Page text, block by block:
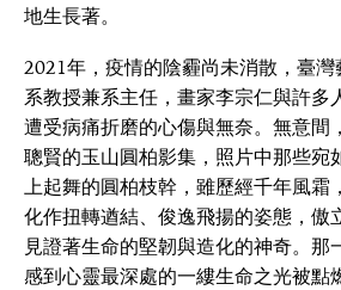
地生長著。
2021年，疫情的陰霾尚未消散，臺
系教授兼系主任，畫家李宗仁與許多
遭受病痛折磨的心傷與無奈。無意間
聰賢的玉山圓柏影集，照片中那些宛
上起舞的圓柏枝幹，雖歷經千年風霜
化作扭轉遒結、俊逸飛揚的姿態，傲
見證著生命的堅韌與造化的神奇。那
感到心靈最深處的一縷生命之光被點